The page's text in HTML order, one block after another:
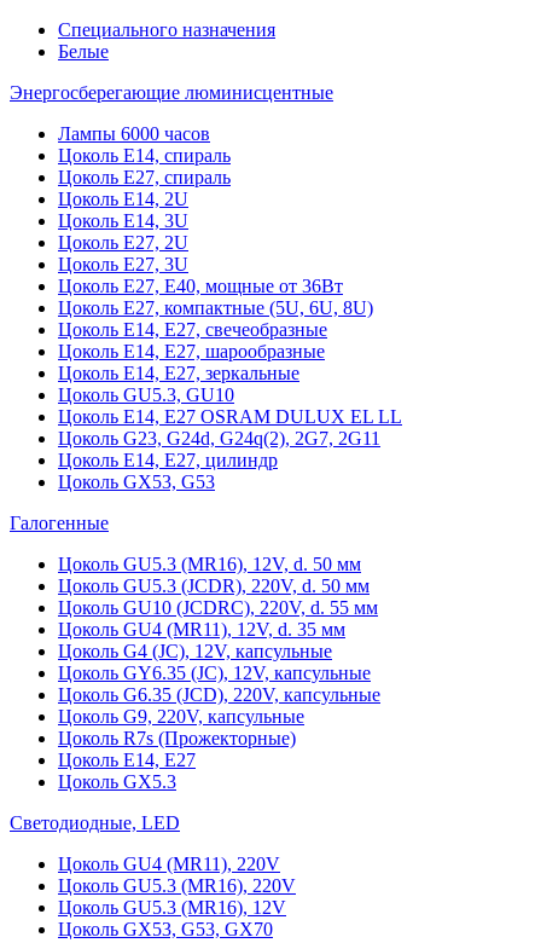
Специального назначения
Белые
Энергосберегающие люминисцентные
Лампы 6000 часов
Цоколь Е14, спираль
Цоколь Е27, спираль
Цоколь Е14, 2U
Цоколь Е14, 3U
Цоколь Е27, 2U
Цоколь Е27, 3U
Цоколь Е27, Е40, мощные от 36Вт
Цоколь Е27, компактные (5U, 6U, 8U)
Цоколь Е14, Е27, свечеобразные
Цоколь Е14, Е27, шарообразные
Цоколь Е14, Е27, зеркальные
Цоколь GU5.3, GU10
Цоколь Е14, Е27 OSRAM DULUX EL LL
Цоколь G23, G24d, G24q(2), 2G7, 2G11
Цоколь Е14, Е27, цилиндр
Цоколь GX53, G53
Галогенные
Цоколь GU5.3 (MR16), 12V, d. 50 мм
Цоколь GU5.3 (JCDR), 220V, d. 50 мм
Цоколь GU10 (JCDRC), 220V, d. 55 мм
Цоколь GU4 (MR11), 12V, d. 35 мм
Цоколь G4 (JC), 12V, капсульные
Цоколь GY6.35 (JC), 12V, капсульные
Цоколь G6.35 (JCD), 220V, капсульные
Цоколь G9, 220V, капсульные
Цоколь R7s (Прожекторные)
Цоколь E14, E27
Цоколь GX5.3
Светодиодные, LED
Цоколь GU4 (MR11), 220V
Цоколь GU5.3 (MR16), 220V
Цоколь GU5.3 (MR16), 12V
Цоколь GX53, G53, GX70